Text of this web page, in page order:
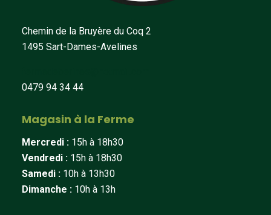
Chemin de la Bruyère du Coq 2
1495 Sart-Dames-Avelines
0479 94 34 44
Magasin à la Ferme
Mercredi : 15h à 18h30
Vendredi : 15h à 18h30
Samedi : 10h à 13h30
Dimanche : 10h à 13h